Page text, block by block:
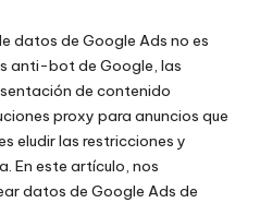
datos de Google Ads no es
anti-bot de Google, las
de contenido
proxy para anuncios que
eludir las restricciones y
En este artículo, nos
datos de Google Ads de